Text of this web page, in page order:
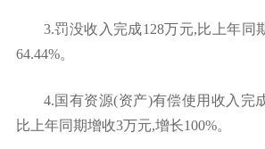
3.罚没收入完成128万元,比上年同
64.44%。
4.国有资源(资产)有偿使用收入完
比上年同期增收3万元,增长100%。